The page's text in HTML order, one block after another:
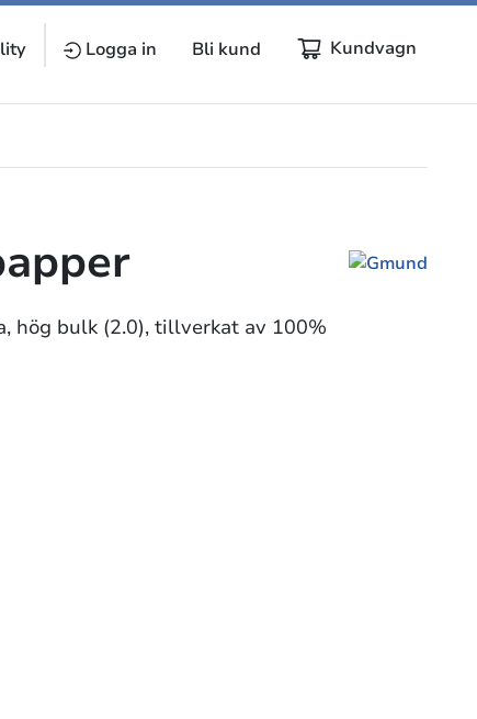
Logga in Bli kund Kundvagn
hög bulk (2.0), tillverkat av 100%